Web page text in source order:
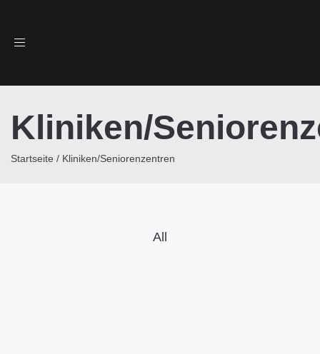
Toggle
Kliniken/
Startseite / Kliniken/Seniorenzentren
All